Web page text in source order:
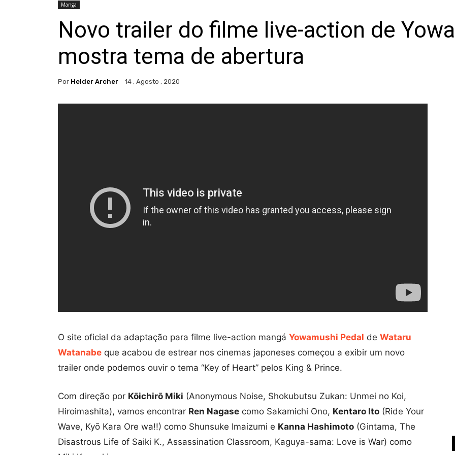
Manga
Novo trailer do filme live-action de
mostra tema de abertura
Por Helder Archer 14 , Agosto , 2020
O site oficial da adaptação para filme live-action mangá Yowamushi Pedal de Wataru
Watanabe que acabou de estrear nos cinemas japoneses começou a exibir um novo
trailer onde podemos ouvir o tema “Key of Heart” pelos King & Prince.
Com direção por Kōichirō Miki (Anonymous Noise, Shokubutsu Zukan: Unmei no Koi,
Hiroimashita), vamos encontrar Ren Nagase como Sakamichi Ono, Kentaro Ito (Ride Your
Wave, Kyō Kara Ore wa!!) como Shunsuke Imaizumi e Kanna Hashimoto (Gintama, The
Disastrous Life of Saiki K., Assassination Classroom, Kaguya-sama: Love is War) como